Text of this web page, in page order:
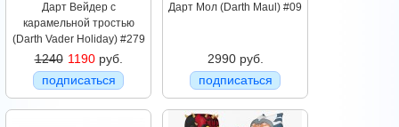
Дарт Вейдер с
карамельной тростью
(Darth Vader Holiday) #279
1240 1190руб.
подписаться
Дарт Мол (Darth Maul) #09
2990 руб.
подписаться